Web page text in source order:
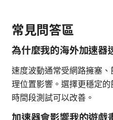
常見問答區
為什麼我的海外加速器
速度波動通常受網路擁塞
理位置影響。選擇更穩定
時間段測試可以改善。
加速器會影響我的遊戲